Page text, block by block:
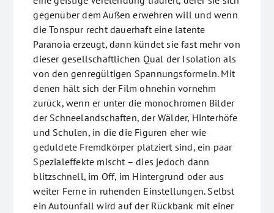
gegenüber dem Außen erwehren will und wenn
die Tonspur recht dauerhaft eine latente
Paranoia erzeugt, dann kündet sie fast mehr von
dieser gesellschaftlichen Qual der Isolation als
von den genregültigen Spannungsformeln. Mit
denen hält sich der Film ohnehin vornehm
zurück, wenn er unter die monochromen Bilder
der Schneelandschaften, der Wälder, Hinterhöfe
und Schulen, in die die Figuren eher wie
geduldete Fremdkörper platziert sind, ein paar
Spezialeffekte mischt – dies jedoch dann
blitzschnell, im Off, im Hintergrund oder aus
weiter Ferne in ruhenden Einstellungen. Selbst
ein Autounfall wird auf der Rückbank mit einer